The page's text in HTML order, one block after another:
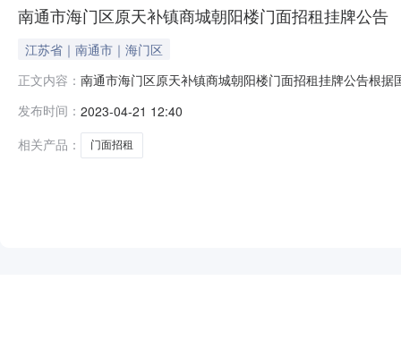
南通市海门区原天补镇商城朝阳楼门面招租挂牌公告
江苏省｜南通市｜海门区
正文内容： 南通市海门区原天补镇商城朝阳楼门面招租挂牌公告根
法使用权利。2、项目交易标的物概况：2.1、标的物内
97802.2、标的物位置：海门区原天
发布时间： 2023-04-21 12:40
相关产品：
门面招租